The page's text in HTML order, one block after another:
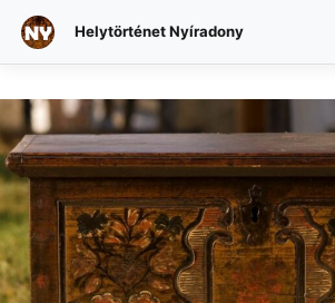
Skip
content
Helytörténet Nyíradony